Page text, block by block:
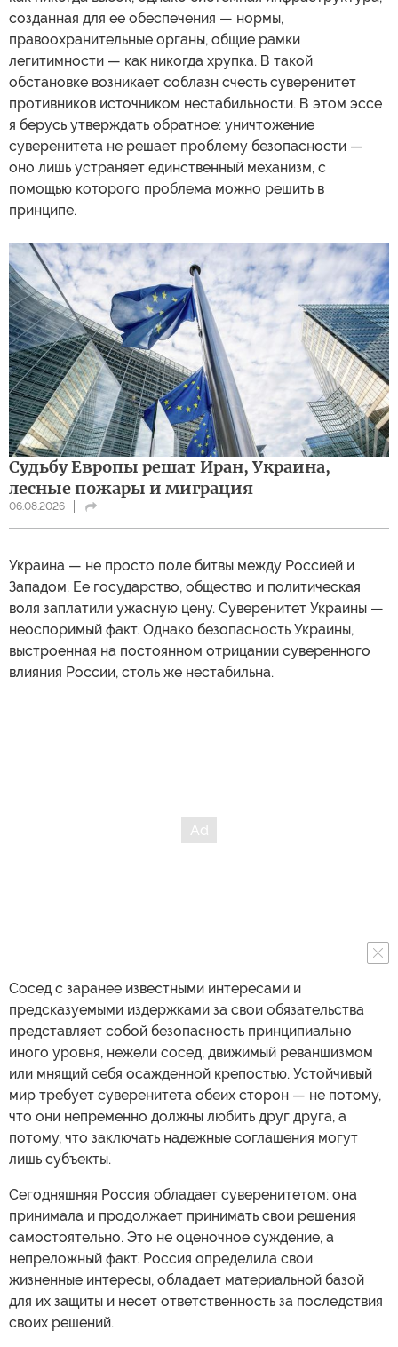
созданная для ее обеспечения — нормы,
правоохранительные органы, общие рамки
легитимности — как никогда хрупка. В такой
обстановке возникает соблазн счесть суверенитет
противников источником нестабильности. В этом эссе
я берусь утверждать обратное: уничтожение
суверенитета не решает проблему безопасности —
оно лишь устраняет единственный механизм, с
помощью которого проблема можно решить в
принципе.
Судьбу Европы решат Иран, Украина,
лесные пожары и миграция
06.08.2026
Украина — не просто поле битвы между Россией и
Западом. Ее государство, общество и политическая
воля заплатили ужасную цену. Суверенитет Украины —
неоспоримый факт. Однако безопасность Украины,
выстроенная на постоянном отрицании суверенного
влияния России, столь же нестабильна.
Сосед с заранее известными интересами и
предсказуемыми издержками за свои обязательства
представляет собой безопасность принципиально
иного уровня, нежели сосед, движимый реваншизмом
или мнящий себя осажденной крепостью. Устойчивый
мир требует суверенитета обеих сторон — не потому,
что они непременно должны любить друг друга, а
потому, что заключать надежные соглашения могут
лишь субъекты.
Сегодняшняя Россия обладает суверенитетом: она
принимала и продолжает принимать свои решения
самостоятельно. Это не оценочное суждение, а
непреложный факт. Россия определила свои
жизненные интересы, обладает материальной базой
для их защиты и несет ответственность за последствия
своих решений.